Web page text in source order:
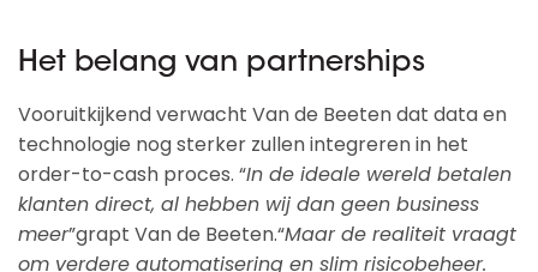
Het belang van partnerships
Vooruitkijkend verwacht Van de Beeten dat data en
technologie nog sterker zullen integreren in het
order-to-cash proces. “In de ideale wereld betalen
klanten direct, al hebben wij dan geen business
meer”grapt Van de Beeten.“Maar de realiteit vraagt
om verdere automatisering en slim risicobeheer.